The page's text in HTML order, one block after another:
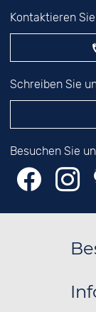
Kontaktieren
Schreiben Sie
Besuchen Sie